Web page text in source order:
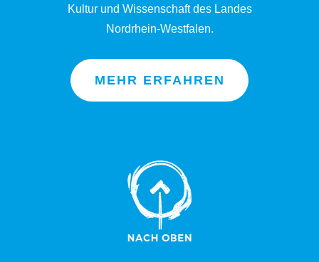
Kultur und Wissenschaft des Landes
Nordrhein-Westfalen.
MEHR ERFAHREN